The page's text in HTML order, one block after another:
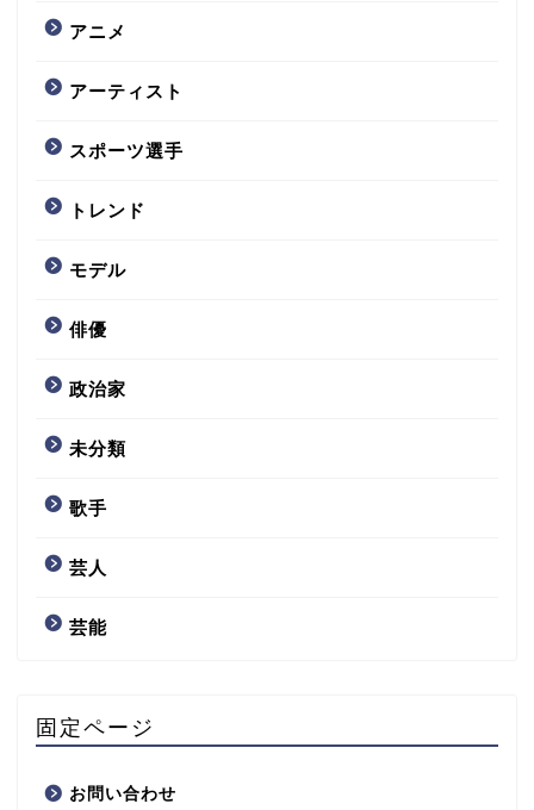
アニメ
アーティスト
スポーツ選手
トレンド
モデル
俳優
政治家
未分類
歌手
芸人
芸能
固定ページ
お問い合わせ